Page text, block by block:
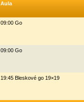
Aula
09:00 Go
09:00 Go
19:45 Bleskové go 19×19